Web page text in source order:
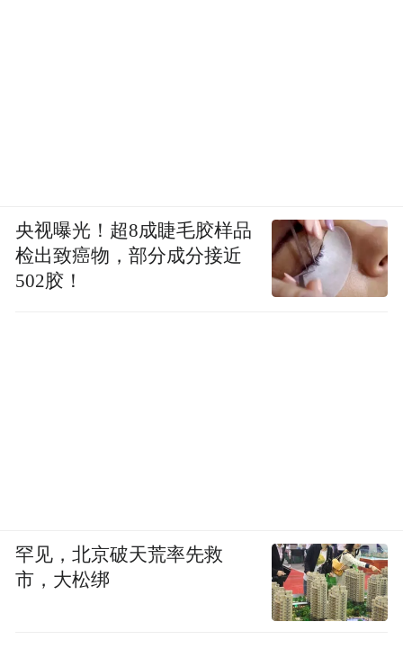
央视曝光！超8成睫毛胶样品
检出致癌物，部分成分接近
502胶！
罕见，北京破天荒率先救
市，大松绑